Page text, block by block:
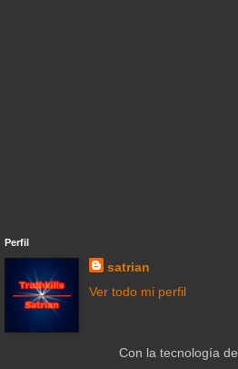
Perfil
satrian
Ver todo mi perfil
Con la tecnología de